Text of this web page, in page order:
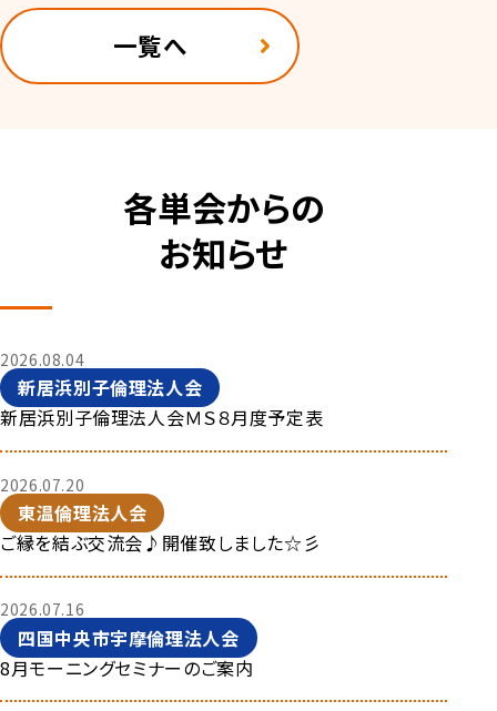
一覧へ
各単会からの
お知らせ
2026.08.04
新居浜別子倫理法人会
新居浜別子倫理法人会ＭＳ８月度予定表
2026.07.20
東温倫理法人会
ご縁を結ぶ交流会♪開催致しました☆彡
2026.07.16
四国中央市宇摩倫理法人会
8月モーニングセミナーのご案内